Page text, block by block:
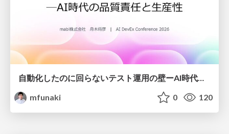
自動化したのに回らないテスト運用の壁ーAI時代の品質責任と生産性
mfunaki
0 120